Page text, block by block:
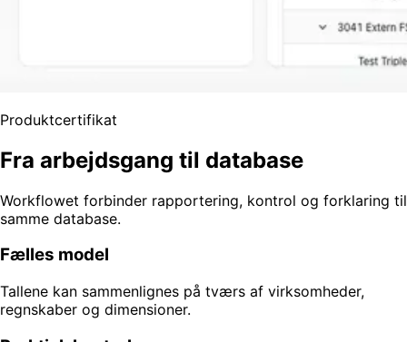
Produktcertifikat
Fra arbejdsgang til database
Workflowet forbinder rapportering, kontrol og forklaring til
samme database.
Fælles model
Tallene kan sammenlignes på tværs af virksomheder,
regnskaber og dimensioner.